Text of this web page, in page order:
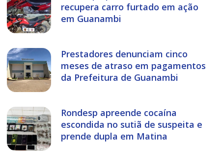
recupera carro furtado em ação
em Guanambi
Prestadores denunciam cinco
meses de atraso em pagamentos
da Prefeitura de Guanambi
Rondesp apreende cocaína
escondida no sutiã de suspeita e
prende dupla em Matina